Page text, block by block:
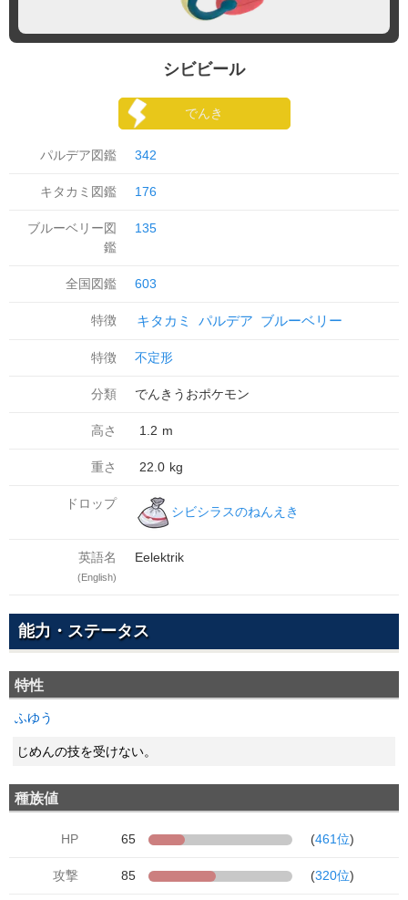
シビビール
でんき
パルデア図鑑 342
キタカミ図鑑 176
ブルーベリー図
鑑
135
全国図鑑 603
特徴 キタカミ パルデア ブルーベリー
特徴 不定形
分類 でんきうおポケモン
高さ 1.2 m
重さ 22.0 kg
ドロップ
シビシラスのねんえき
英語名
(English)
Eelektrik
能力・ステータス
特性
ふゆう
じめんの技を受けない。
種族値
HP 65 (461位)
攻撃 85 (320位)